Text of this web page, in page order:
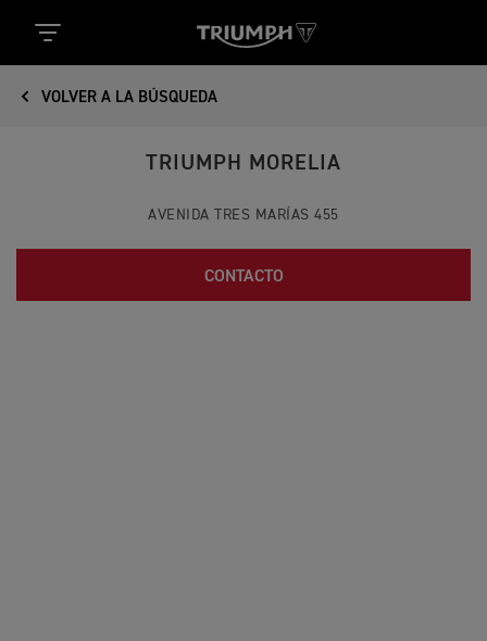
VOLVER A LA BÚSQUEDA
TRIUMPH MORELIA
AVENIDA TRES MARÍAS 455
CONTACTO